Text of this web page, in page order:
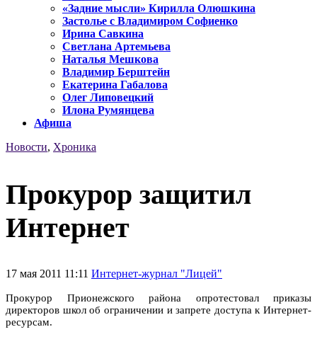
«Задние мысли» Кирилла Олюшкина
Застолье с Владимиром Софиенко
Ирина Савкина
Светлана Артемьева
Наталья Мешкова
Владимир Берштейн
Екатерина Габалова
Олег Липовецкий
Илона Румянцева
Афиша
Новости, Хроника
Прокурор защитил
Интернет
17 мая 2011 11:11 Интернет-журнал "Лицей"
Прокурор Прионежского района опротестовал приказы
директоров школ об ограничении и запрете доступа к Интернет-
ресурсам.